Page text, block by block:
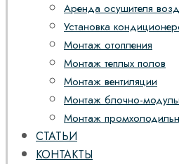
Аренда осушителя
Установка
Монтаж отопления
Монтаж теплых полов
Монтаж вентиляции
Монтаж блочно-
Монтаж
СТАТЬИ
КОНТАКТЫ